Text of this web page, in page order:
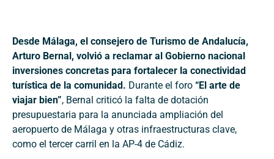
Desde Málaga, el consejero de Turismo de Andalucía,
Arturo Bernal, volvió a reclamar al Gobierno nacional
inversiones concretas para fortalecer la conectividad
turística de la comunidad. Durante el foro “El arte de
viajar bien”, Bernal criticó la falta de dotación
presupuestaria para la anunciada ampliación del
aeropuerto de Málaga y otras infraestructuras clave,
como el tercer carril en la AP-4 de Cádiz.